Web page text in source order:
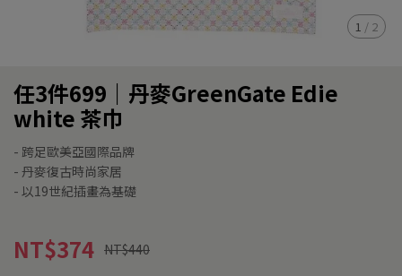
1 / 2
任3件699｜丹麥GreenGate Edie
white 茶巾
- 跨足歐美亞國際品牌
- 丹麥復古時尚家居
- 以19世紀插畫為基礎
NT$374 NT$440